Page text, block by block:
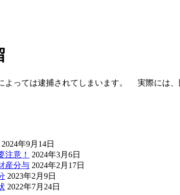
よっては逮捕されてしまいます。 実際には
2024年9月14日
注意！
2024年3月6日
産分与 2024年2月17日
2023年2月9日
2022年7月24日